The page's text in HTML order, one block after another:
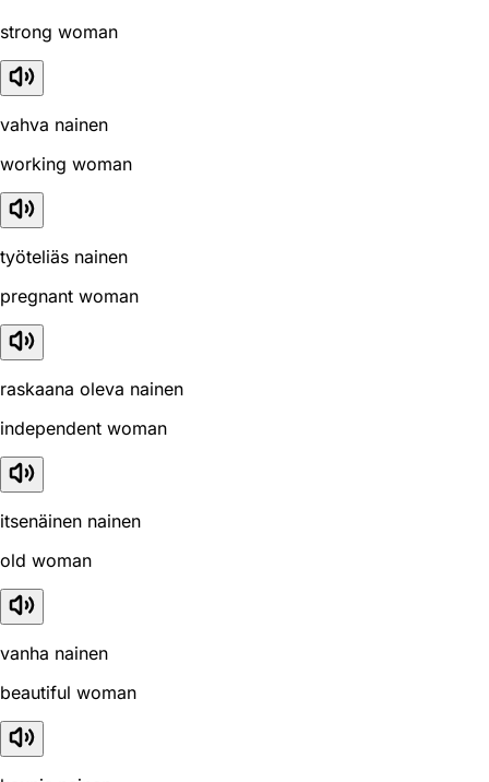
strong woman
vahva nainen
working woman
työteliäs nainen
pregnant woman
raskaana oleva nainen
independent woman
itsenäinen nainen
old woman
vanha nainen
beautiful woman